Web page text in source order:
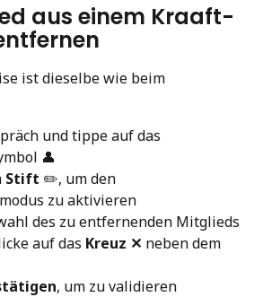
aus einem Kraaft-
ist dieselbe wie beim
und tippe auf das
👤
Stift ✏️, um den
zu aktivieren
des zu entfernenden Mitglieds
auf das Kreuz ✕ neben dem
, um zu validieren